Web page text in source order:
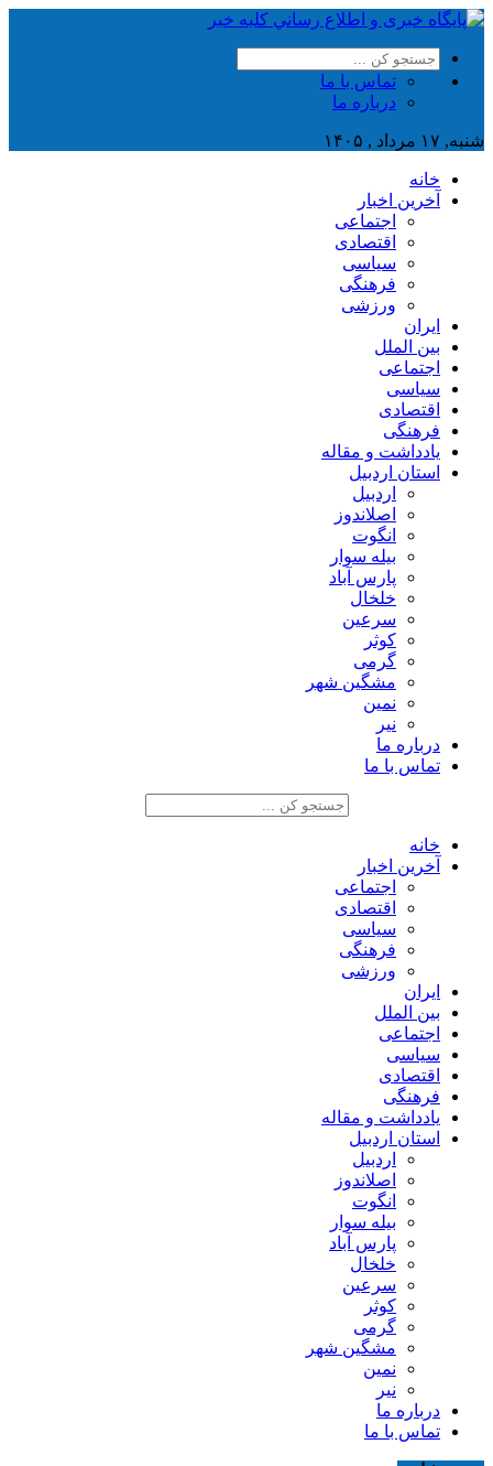
تماس با ما
درباره ما
شنبه, ۱۷ مرداد , ۱۴۰۵
خانه
آخرین اخبار
اجتماعی
اقتصادی
سیاسی
فرهنگی
ورزشی
ایران
بین الملل
اجتماعی
سیاسی
اقتصادی
فرهنگی
یادداشت و مقاله
استان اردبیل
اردبیل
اصلاندوز
انگوت
بیله سوار
پارس آباد
خلخال
سرعین
کوثر
گرمی
مشگین شهر
نمین
نیر
درباره ما
تماس با ما
خانه
آخرین اخبار
اجتماعی
اقتصادی
سیاسی
فرهنگی
ورزشی
ایران
بین الملل
اجتماعی
سیاسی
اقتصادی
فرهنگی
یادداشت و مقاله
استان اردبیل
اردبیل
اصلاندوز
انگوت
بیله سوار
پارس آباد
خلخال
سرعین
کوثر
گرمی
مشگین شهر
نمین
نیر
درباره ما
تماس با ما